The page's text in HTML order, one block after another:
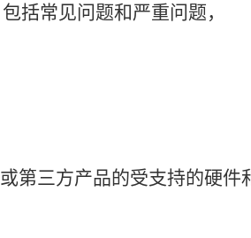
包括常见问题和严重问题，
或第三方产品的受支持的硬件